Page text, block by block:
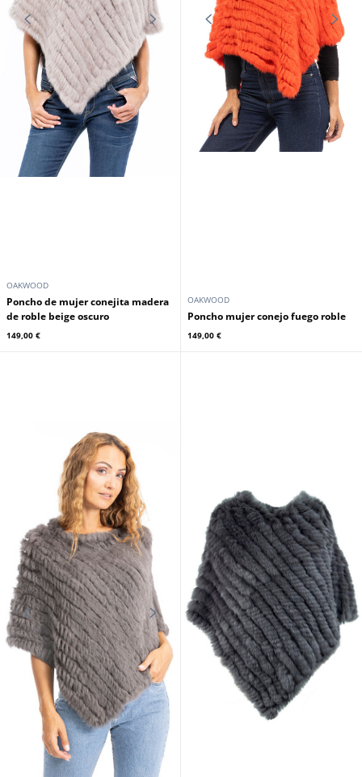
OAKWOOD
Poncho de mujer conejita madera
de roble beige oscuro
149,00 €
OAKWOOD
Poncho mujer conejo fuego roble
149,00 €